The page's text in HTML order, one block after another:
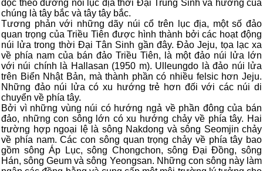
dọc theo đường nối lục địa thời Đại Trung Sinh và hướng của
chúng là tây bắc và tây tây bắc.
Tương phản với những dãy núi cổ trên lục địa, một số đảo
quan trọng của Triều Tiên được hình thành bởi các hoạt động
núi lửa trong thời Đại Tân Sinh gần đây. Đảo Jeju, tọa lạc xa
về phía nam của bán đảo Triều Tiên, là một đảo núi lửa lớn
với núi chính là Hallasan (1950 m). Ulleungdo là đảo núi lửa
trên Biển Nhật Bản, mà thành phần có nhiều felsic hơn Jeju.
Những đảo núi lửa có xu hướng trẻ hơn đối với các núi di
chuyển về phía tây.
Bởi vì những vùng núi có hướng ngả về phần đông của bán
đảo, những con sông lớn có xu hướng chảy về phía tây. Hai
trường hợp ngoại lệ là sông Nakdong và sông Seomjin chảy
về phía nam. Các con sông quan trọng chảy về phía tây bao
gồm sông Áp Lục, sông Chongchon, sông Đại Đồng, sông
Hán, sông Geum và sông Yeongsan. Những con sông này làm